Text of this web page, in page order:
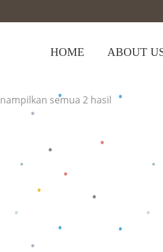
HOME ABOUT
>Shop>Oblong Pendek Post
semua 2 hasil
Baca selengkapnya